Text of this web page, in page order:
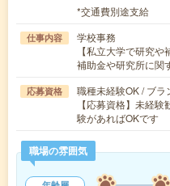
*交通費別途支給
仕事内容
学校事務
【私立大学で研究
補助金や研究所に関
応募資格
職種未経験OK / ブ
【応募資格】未経
験があればOKです
職場の雰囲気